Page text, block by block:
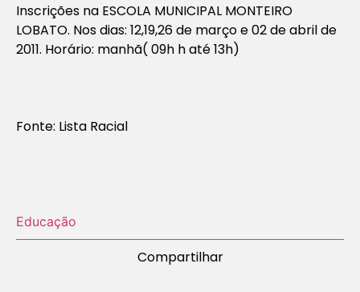
Inscrições na ESCOLA MUNICIPAL MONTEIRO
LOBATO. Nos dias: 12,19,26 de março e 02 de abril de
2011. Horário: manhã( 09h h até 13h)
Fonte: Lista Racial
Educação
Compartilhar